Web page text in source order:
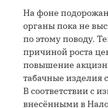
На фоне
органы пока не
по этому поводу.
причиной роста
повышение
табачные изделия
В соответствии с
внесёнными в